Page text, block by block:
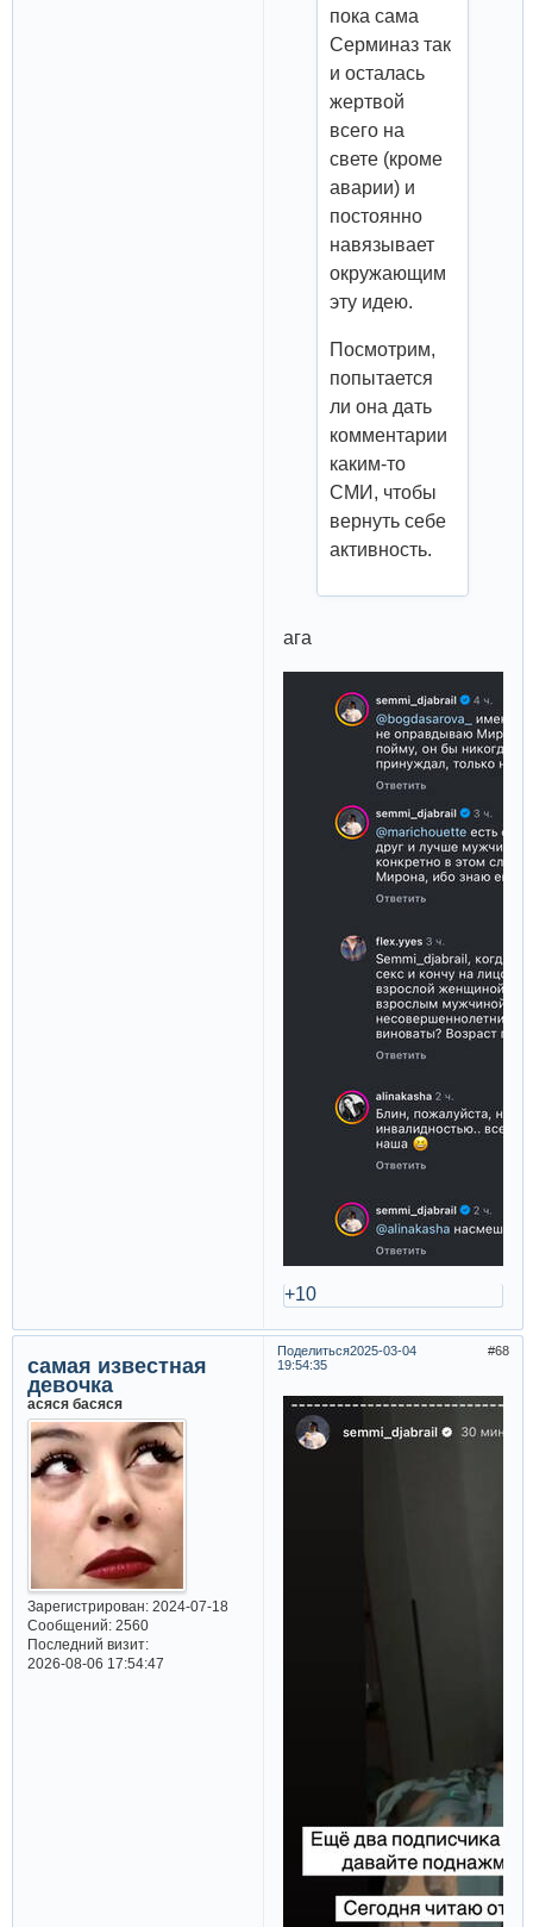
пока сама
Серминаз так
и осталась
жертвой
всего на
свете (кроме
аварии) и
постоянно
навязывает
окружающим
эту идею.
Посмотрим,
попытается
ли она дать
комментарии
каким-то
СМИ, чтобы
вернуть себе
активность.
ага
+10
Поделиться 68
2025-03-04
19:54:35
самая известная
девочка
асяся басяся
Зарегистрирован: 2024-07-18
Сообщений:2560
Последний визит:
2026-08-06 17:54:47